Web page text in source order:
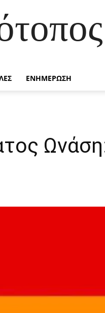
ΕΝΗΜΕΡΩΣΗ